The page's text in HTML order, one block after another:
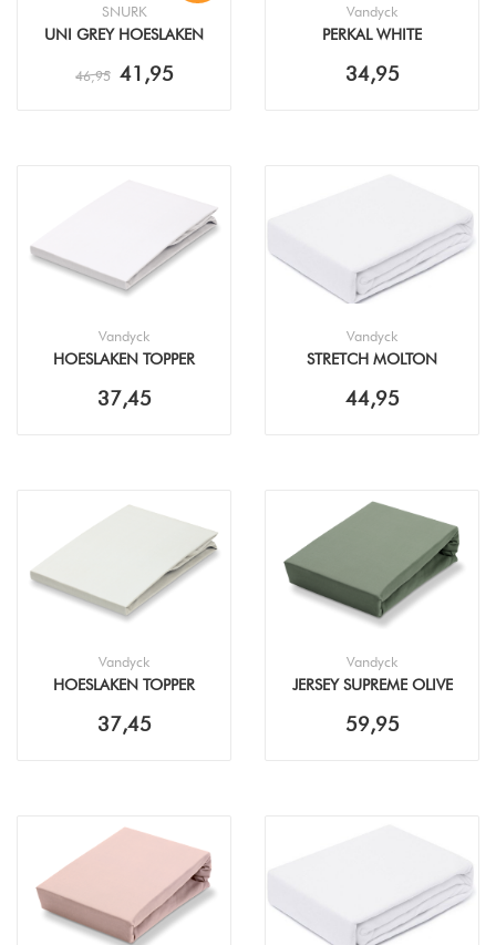
SNURK
UNI GREY HOESLAKEN
46,95 41,95
Vandyck
PERKAL WHITE
34,95
Vandyck
HOESLAKEN TOPPER
37,45
Vandyck
STRETCH MOLTON
44,95
Vandyck
HOESLAKEN TOPPER
37,45
Vandyck
JERSEY SUPREME OLIVE
59,95